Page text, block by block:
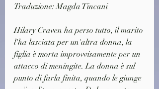
Traduzione: Magda Tincani
Hilary Craven ha perso tutto, il marito
l'ha lasciata per un'altra donna, la
figlia è morta improvvisamente per un
attacco di meningite. La donna è sul
punto di farla finita, quando le giunge